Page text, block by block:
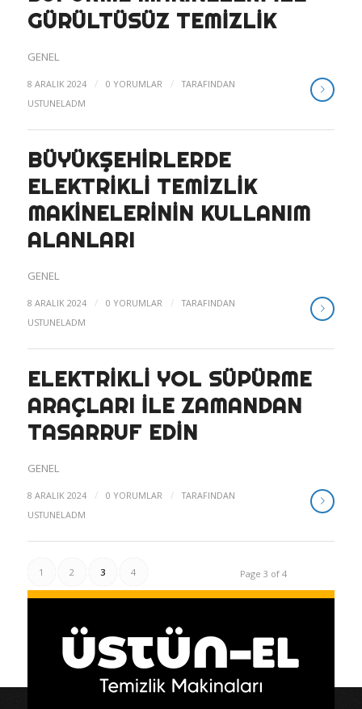
GÜRÜLTÜSÜZ TEMIZLIK
GENEL
8 ARALIK 2024 / 0 YORUMLAR /
TARAFINDAN
USTUNELADM
BÜYÜKŞEHIRLERDE
ELEKTRIKLI TEMIZLIK
MAKINELERININ KULLANIM
ALANLARI
GENEL
8 ARALIK 2024 / 0 YORUMLAR /
TARAFINDAN
USTUNELADM
ELEKTRIKLI YOL SÜPÜRME
ARAÇLARI ILE ZAMANDAN
TASARRUF EDIN
GENEL
8 ARALIK 2024 / 0 YORUMLAR /
TARAFINDAN
USTUNELADM
Page 3 of 4
1 2 3 4